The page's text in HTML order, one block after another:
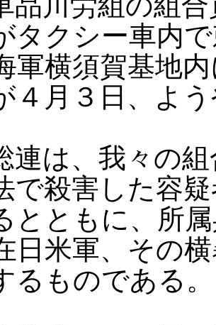
タクシー車内
軍横須賀基地
４月３日、よ
は、我々の
で殺害した容
とともに、所
日米軍、その
るものである。